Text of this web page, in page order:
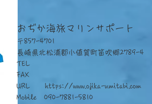
おぢか海旅マリンサポート
〒857-4701
長崎県北松浦郡小値賀町笛吹郷2789-4
TEL
FAX
URL https://www.ojika-umitabi.com
Mobile 090-7881-5810